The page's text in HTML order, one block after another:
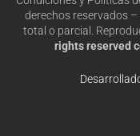
derechos reservados
total o parcial.
rights reserved